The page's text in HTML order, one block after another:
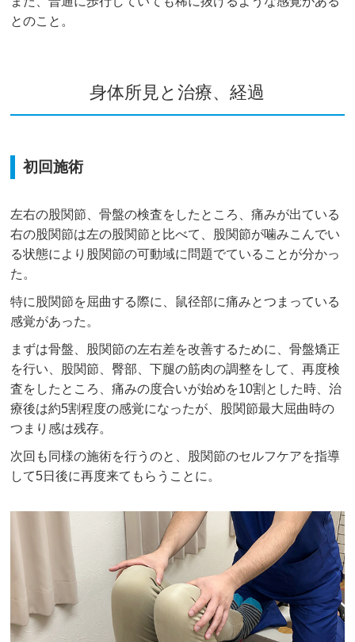
とのこと。
身体所見と治療、経過
初回施術
左右の股関節、骨盤の検査をしたところ、痛みが出ている
右の股関節は左の股関節と比べて、股関節が噛みこんでい
る状態により股関節の可動域に問題でていることが分かっ
た。
特に股関節を屈曲する際に、鼠径部に痛みとつまっている
感覚があった。
まずは骨盤、股関節の左右差を改善するために、骨盤矯正
を行い、股関節、臀部、下腿の筋肉の調整をして、再度検
査をしたところ、痛みの度合いが始めを10割とした時、治
療後は約5割程度の感覚になったが、股関節最大屈曲時の
つまり感は残存。
次回も同様の施術を行うのと、股関節のセルフケアを指導
して5日後に再度来てもらうことに。